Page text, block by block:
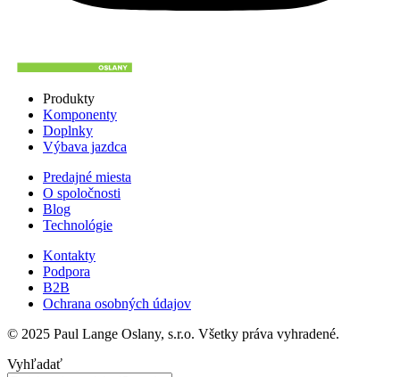
Produkty
Komponenty
Doplnky
Výbava jazdca
Predajné miesta
O spoločnosti
Blog
Technológie
Kontakty
Podpora
B2B
Ochrana osobných údajov
© 2025 Paul Lange Oslany, s.r.o. Všetky práva vyhradené.
Vyhľadať